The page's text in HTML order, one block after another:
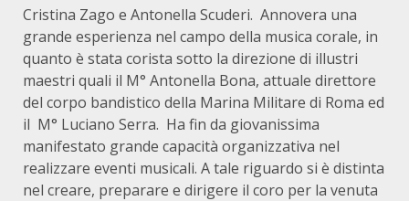
Cristina Zago e Antonella Scuderi. Annovera una
grande esperienza nel campo della musica corale, in
quanto è stata corista sotto la direzione di illustri
maestri quali il M° Antonella Bona, attuale direttore
del corpo bandistico della Marina Militare di Roma ed
il M° Luciano Serra. Ha fin da giovanissima
manifestato grande capacità organizzativa nel
realizzare eventi musicali. A tale riguardo si è distinta
nel creare, preparare e dirigere il coro per la venuta